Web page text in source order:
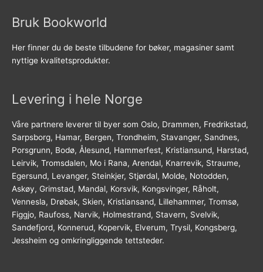
Bruk Bookworld
Her finner du de beste tilbudene for bøker, magasiner samt
nyttige kvalitetsprodukter.
Levering i hele Norge
Våre partnere leverer til byer som Oslo, Drammen, Fredrikstad,
Sarpsborg, Hamar, Bergen, Trondheim, Stavanger, Sandnes,
Porsgrunn, Bodø, Ålesund, Hammerfest, Kristiansund, Harstad,
Leirvik, Tromsdalen, Mo i Rana, Arendal, Knarrevik, Straume,
Egersund, Levanger, Steinkjer, Stjørdal, Molde, Notodden,
Askøy, Grimstad, Mandal, Korsvik, Kongsvinger, Råholt,
Vennesla, Drøbak, Skien, Kristiansand, Lillehammer, Tromsø,
Figgjo, Raufoss, Narvik, Holmestrand, Stavern, Svelvik,
Sandefjord, Konnerud, Kopervik, Elverum, Trysil, Kongsberg,
Jessheim og omkringliggende tettsteder.